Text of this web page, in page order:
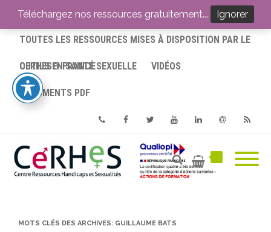
ACCUEIL
TOUTES LES RESSOURCES MISES À DISPOSITION PAR LE
CERHES® FRANCE
OUTILS EN SANTÉ SEXUELLE VIDÉOS
DOCUMENTS PDF
PhoneFacebookTwitterYoutube
MOTS CLÉS DES ARCHIVES: GUILLAUME BATS
Téléchargez nos ressources gratuitement... Ignorer